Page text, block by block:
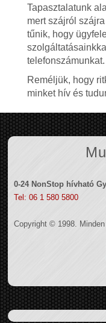
Tapasztalatunk
mert szájról
tűnik, hogy
Reméljük, hogy
minket hív és
0-24 NonStop hívható
Tel: 06 1 580 5800
Copyright © 1998.